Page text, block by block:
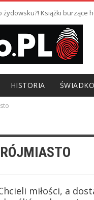
żydowsku?! Książki burzące
HISTORIA
miłości, a